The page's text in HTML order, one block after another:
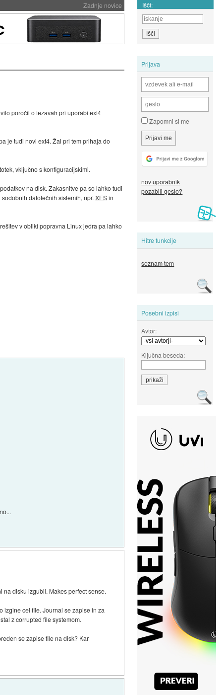
Zadnje novice Išči:
Prijava
Zapomni si me
nov uporabnik
pozabili geslo?
Hitre funkcije
seznam tem
Posebni izpisi
Avtor:
Ključna beseda:
poročil o težavah pri uporabi ext4
je tudi novi ext4. Žal pri tem prihaja do
vključno s konfiguracijskimi.
na disk. Zakasnitve pa so lahko tudi
datotečnih sistemih, npr. XFSin
v obliki popravna Linux jedra pa lahko
disku izgubil. Makes perfect sense.
izgine cel file. Journal se zapise in za
z corrupted file systemom.
se zapise file na disk? Kar